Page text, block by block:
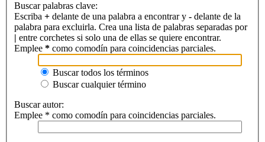
Buscar palabras clave:
Escriba + delante de una palabra a encontrar y - delante de la
palabra para excluirla. Crea una lista de palabras separadas por
| entre corchetes si solo una de ellas se quiere encontrar.
Emplee * como comodín para coincidencias parciales.
Buscar todos los términos
Buscar cualquier término
Buscar autor:
Emplee * como comodín para coincidencias parciales.